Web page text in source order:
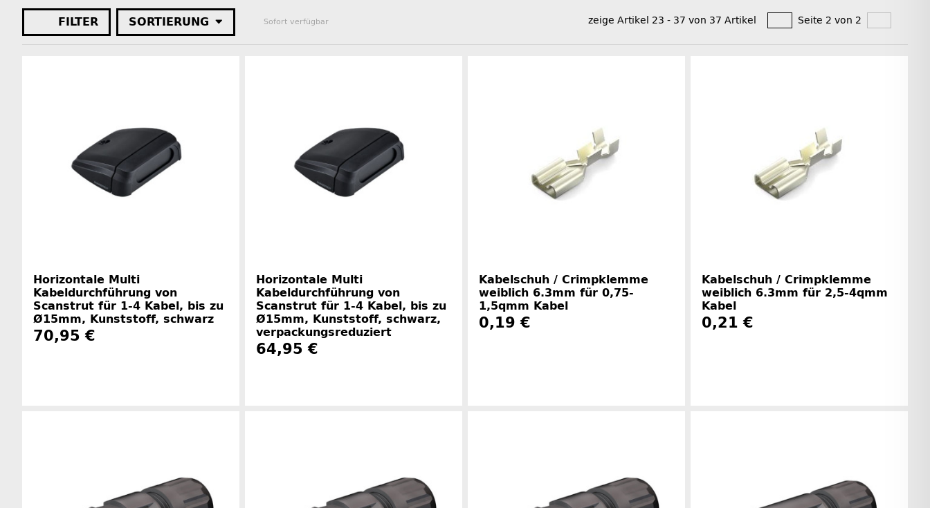
FILTER SORTIERUNG Sofort verfügbar zeige Artikel 23 - 37 von 37 Artikel Seite 2 von 2
Horizontale Multi
Kabeldurchführung von
Scanstrut für 1-4 Kabel, bis zu
Ø15mm, Kunststoff, schwarz
70,95 €
Horizontale Multi
Kabeldurchführung von
Scanstrut für 1-4 Kabel, bis zu
Ø15mm, Kunststoff, schwarz,
verpackungsreduziert
64,95 €
Kabelschuh / Crimpklemme
weiblich 6.3mm für 0,75-
1,5qmm Kabel
0,19 €
Kabelschuh / Crimpklemme
weiblich 6.3mm für 2,5-4qmm
Kabel
0,21 €